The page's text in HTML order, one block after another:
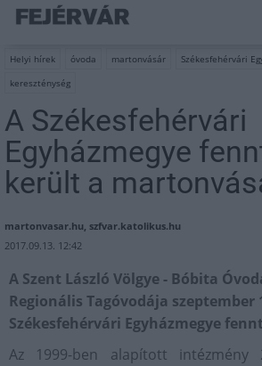
Helyi hírek óvoda martonvásár Székesfehérvári
kereszténység
A Székesfehérvári
Egyházmegye
került a
martonvasar.hu, szfvar.katolikus.hu
2017.09.13. 12:42
A Szent László Völgye - Bóbita
Regionális Tagóvodája szeptember
Székesfehérvári Egyházmegye
Az 1999-ben alapított intézmény